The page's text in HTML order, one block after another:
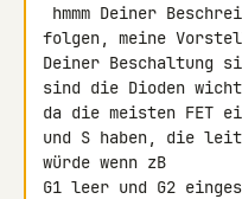
folgen, meine
Deiner Beschaltung
sind die Dioden
da die meisten FET
und S haben, die
würde wenn zB
G1 leer und G2